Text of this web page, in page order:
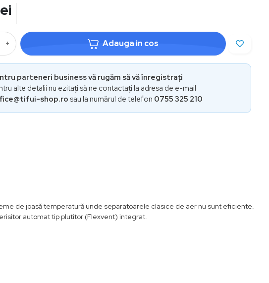
+ Adauga in cos
parteneri business vă rugăm să vă înregistrați
alte detalii nu ezitați să ne contactați la adresa de e-mail
shop.ro sau la numărul de telefon 0755 325 210
de joasă temperatură unde separatoarele clasice de aer nu sunt eficiente.
automat tip plutitor (Flexvent) integrat.